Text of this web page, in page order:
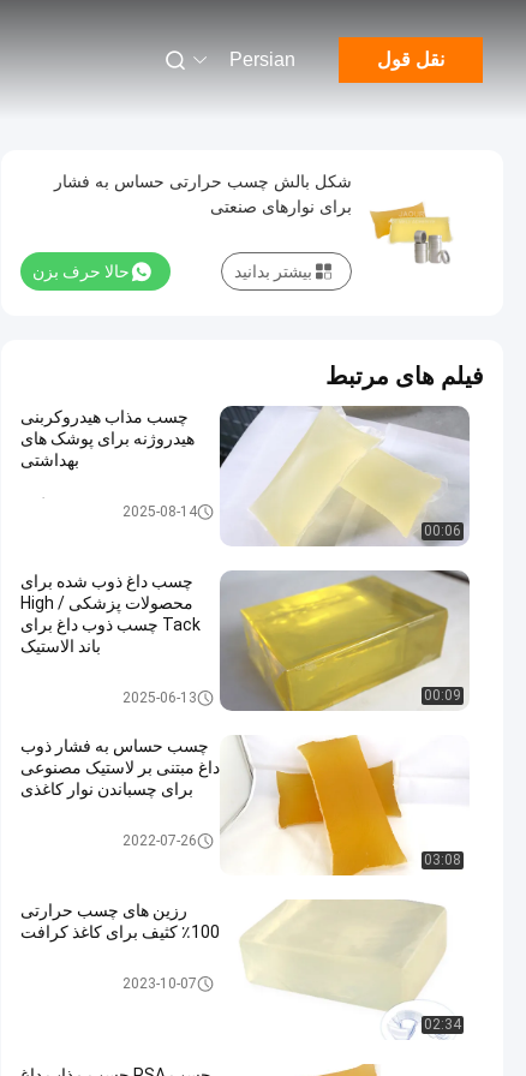
نقل قول Persian
شکل بالش چسب حرارتی حساس به فشار
برای نوارهای صنعتی
حالا حرف بزن بیشتر بدانید
فیلم های مرتبط
00:06
چسب مذاب هیدروکربنی
هیدروژنه برای پوشک های
بهداشتی
2025-08-14
00:09
چسب داغ ذوب شده برای
محصولات پزشکی / High
Tack چسب ذوب داغ برای
باند الاستیک
چسب داغ ذوب برای محصولات پز
2025-06-13
03:08
چسب حساس به فشار ذوب
داغ مبتنی بر لاستیک مصنوعی
برای چسباندن نوار کاغذی
چسب داغ ذوب برای نوارهای صنع
2022-07-26
02:34
رزین های چسب حرارتی
100٪ کثیف برای کاغذ کرافت
چسب داغ ذوب برای نوارهای صنع
2023-10-07